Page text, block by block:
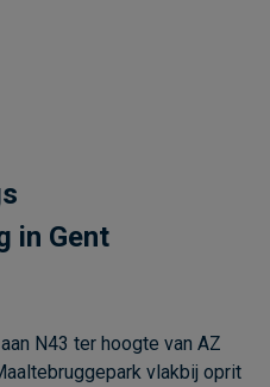
in Gent
N43 ter hoogte van AZ
vlakbij oprit